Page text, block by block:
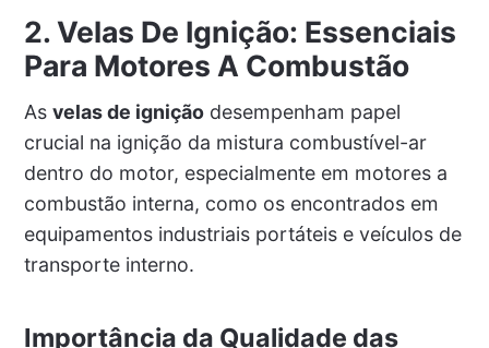
2. Velas De Ignição: Essenciais
Para Motores A Combustão
As velas de igniçãodesempenham papel
crucial na ignição da mistura combustível-ar
dentro do motor, especialmente em motores a
combustão interna, como os encontrados em
equipamentos industriais portáteis e veículos de
transporte interno.
Importância da Qualidade das